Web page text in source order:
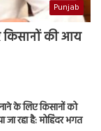
Punjab
किसानों की आय
के लिए किसानों को
रहा है: मोहिंदर भगत